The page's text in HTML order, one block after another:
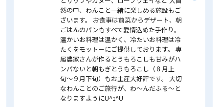
然の中、わんこと一緒に楽しめる施設もご
ざいます。 お食事は前菜からデザート、朝
ごはんのパンもすべて愛情込めた手作り。
温かいお料理は温かく、冷たいお料理は冷
たくをモットーにご提供しております。 専
属農家さんが作るとうもろこしも甘みがハ
ンパないと朝もぎとうもろこし（８月上
旬〜９月下旬）もお土産大好評です。 大切
なわんことのご旅行が、わ〜んだふる〜と
なりますようにU^ｪ^U